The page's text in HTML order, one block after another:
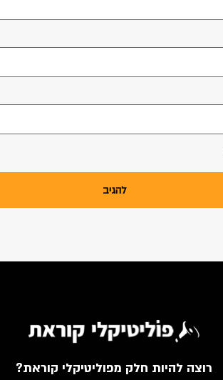
רוצה להיות חלק מפוליטיקלי קוראת?